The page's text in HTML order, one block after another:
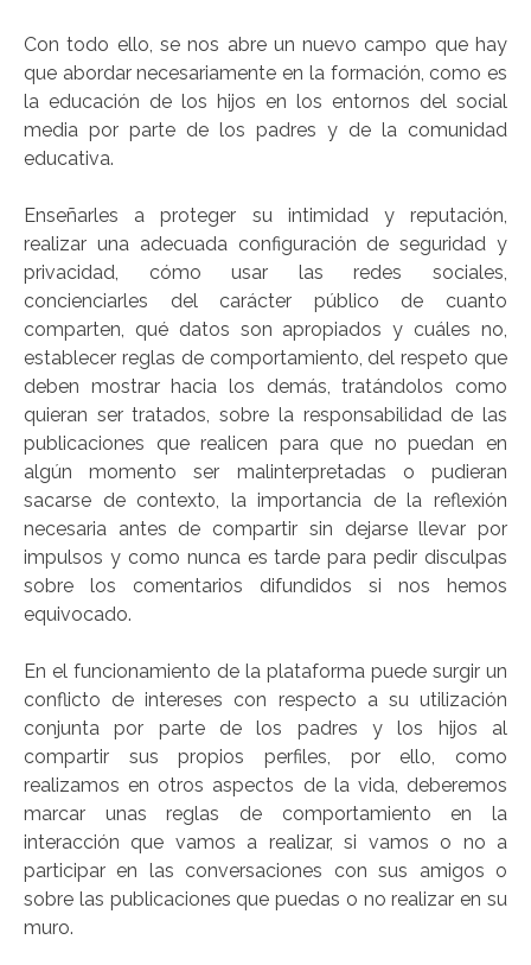
Con todo ello, se nos abre un nuevo campo que hay
que abordar necesariamente en la formación, como es
la educación de los hijos en los entornos del social
media por parte de los padres y de la comunidad
educativa.
Enseñarles a proteger su intimidad y reputación,
realizar una adecuada configuración de seguridad y
privacidad, cómo usar las redes sociales,
concienciarles del carácter público de cuanto
comparten, qué datos son apropiados y cuáles no,
establecer reglas de comportamiento, del respeto que
deben mostrar hacia los demás, tratándolos como
quieran ser tratados, sobre la responsabilidad de las
publicaciones que realicen para que no puedan en
algún momento ser malinterpretadas o pudieran
sacarse de contexto, la importancia de la reflexión
necesaria antes de compartir sin dejarse llevar por
impulsos y como nunca es tarde para pedir disculpas
sobre los comentarios difundidos si nos hemos
equivocado.
En el funcionamiento de la plataforma puede surgir un
conflicto de intereses con respecto a su utilización
conjunta por parte de los padres y los hijos al
compartir sus propios perfiles, por ello, como
realizamos en otros aspectos de la vida, deberemos
marcar unas reglas de comportamiento en la
interacción que vamos a realizar, si vamos o no a
participar en las conversaciones con sus amigos o
sobre las publicaciones que puedas o no realizar en su
muro.